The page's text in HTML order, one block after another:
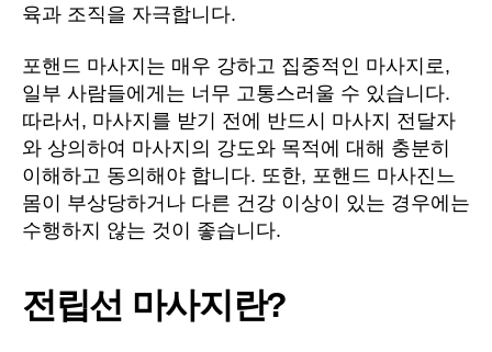
육과 조직을 자극합니다.
포핸드 마사지는 매우 강하고 집중적인 마사지로,
일부 사람들에게는 너무 고통스러울 수 있습니다.
따라서, 마사지를 받기 전에 반드시 마사지 전달자
와 상의하여 마사지의 강도와 목적에 대해 충분히
이해하고 동의해야 합니다. 또한, 포핸드 마사진느
몸이 부상당하거나 다른 건강 이상이 있는 경우에는
수행하지 않는 것이 좋습니다.
전립선 마사지란?